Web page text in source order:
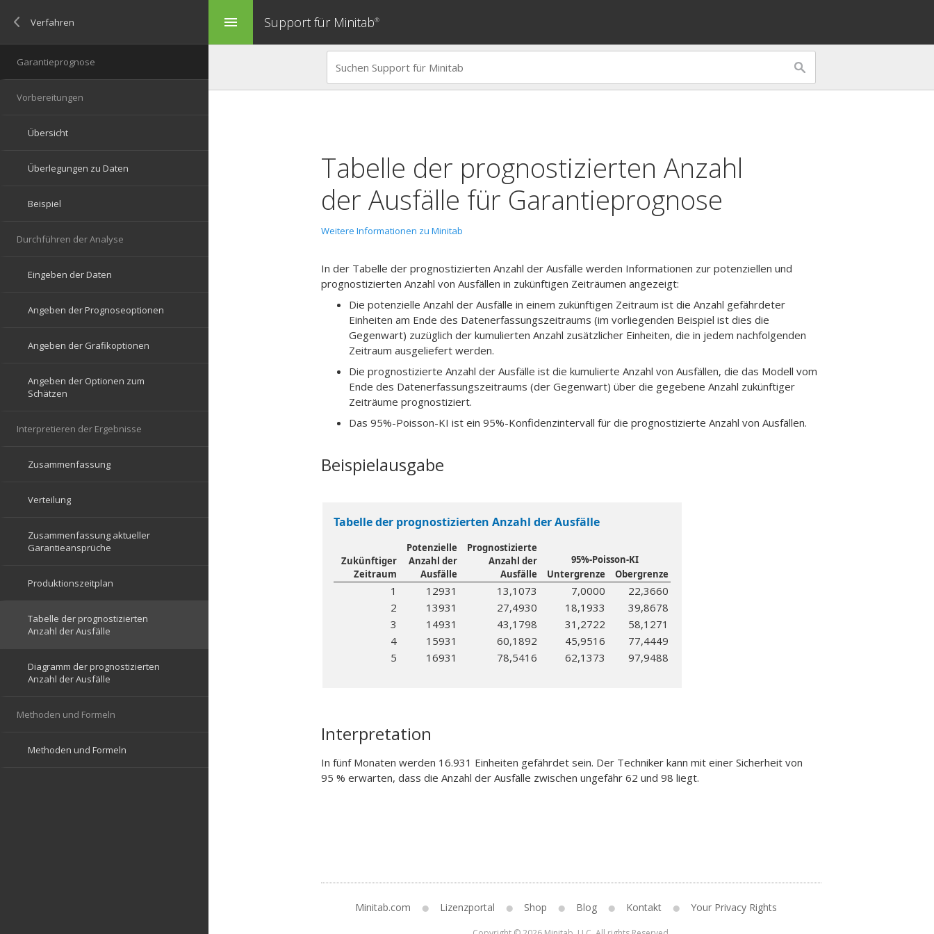
menu Support für Minitab®
Tabelle der prognostizierten Anzahl
der Ausfälle für Garantieprognose
Weitere Informationen zu Minitab
In der Tabelle der prognostizierten Anzahl der Ausfälle werden Informationen zur potenziellen und
prognostizierten Anzahl von Ausfällen in zukünftigen Zeiträumen angezeigt:
Die potenzielle Anzahl der Ausfälle in einem zukünftigen Zeitraum ist die Anzahl gefährdeter
Einheiten am Ende des Datenerfassungszeitraums (im vorliegenden Beispiel ist dies die
Gegenwart) zuzüglich der kumulierten Anzahl zusätzlicher Einheiten, die in jedem nachfolgenden
Zeitraum ausgeliefert werden.
Die prognostizierte Anzahl der Ausfälle ist die kumulierte Anzahl von Ausfällen, die das Modell vom
Ende des Datenerfassungszeitraums (der Gegenwart) über die gegebene Anzahl zukünftiger
Zeiträume prognostiziert.
Das 95%-Poisson-KI ist ein 95%-Konfidenzintervall für die prognostizierte Anzahl von Ausfällen.
Beispielausgabe
Tabelle der prognostizierten Anzahl der Ausfälle
Potenzielle
Anzahl der
Ausfälle
Prognostizierte
Anzahl der
Ausfälle
Zukünftiger
Zeitraum
95%-Poisson-KI
Untergrenze
Obergrenze
1 12931 13,1073 7,0000
22,3660
2
13931 27,4930 18,1933
39,8678
3
14931 43,1798 31,2722
58,1271
4
15931 60,1892 45,9516
77,4449
5
16931 78,5416 62,1373 97,9488
Interpretation
In fünf Monaten werden 16.931 Einheiten gefährdet sein. Der Techniker kann mit einer Sicherheit von
95 % erwarten, dass die Anzahl der Ausfälle zwischen ungefähr 62 und 98 liegt.
Minitab.com Lizenzportal Shop Blog Kontakt Your Privacy Rights